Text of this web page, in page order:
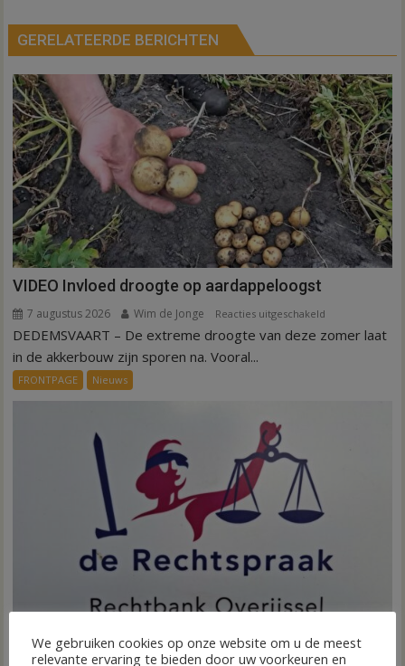
GERELATEERDE BERICHTEN
VIDEO Invloed droogte op aardappeloogst
7 augustus 2026 Wim de Jonge Reacties uitgeschakeld
VIDEO
DEDEMSVAART – De extreme droogte van deze zomer laat
in de akkerbouw zijn sporen na. Vooral...
FRONTPAGE Nieuws
We gebruiken cookies op onze website om u de meest
relevante ervaring te bieden door uw voorkeuren en